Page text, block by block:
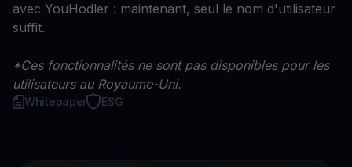
avec YouHodler : maintenant, seul le nom d'utilisateur
suffit.
*Ces fonctionnalités ne sont pas disponibles pour les
utilisateurs au Royaume-Uni.
Whitepaper ESG